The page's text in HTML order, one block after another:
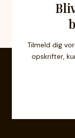
Tilmeld dig
opskrifter,